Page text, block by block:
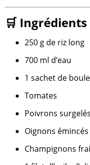
🛒
250 g de riz long
700 ml d’eau
1 sachet de
Tomates
Poivrons surgelés
Oignons
Champignons